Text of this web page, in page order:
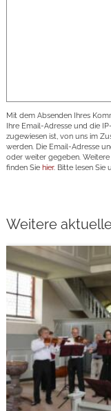
Mit dem Absenden Ihres
Ihre Email-Adresse und die
zugewiesen ist, von uns im
werden. Die Email-Adresse
oder weiter gegeben.
finden Sie hier. Bitte lesen Sie
Weitere